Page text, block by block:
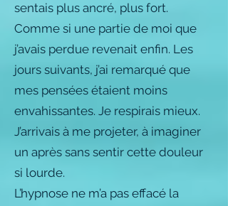
sentais plus ancré, plus fort.
Comme si une partie de moi que
j’avais perdue revenait enfin. Les
jours suivants, j’ai remarqué que
mes pensées étaient moins
envahissantes. Je respirais mieux.
J’arrivais à me projeter, à imaginer
un après sans sentir cette douleur
si lourde.
L’hypnose ne m’a pas effacé la